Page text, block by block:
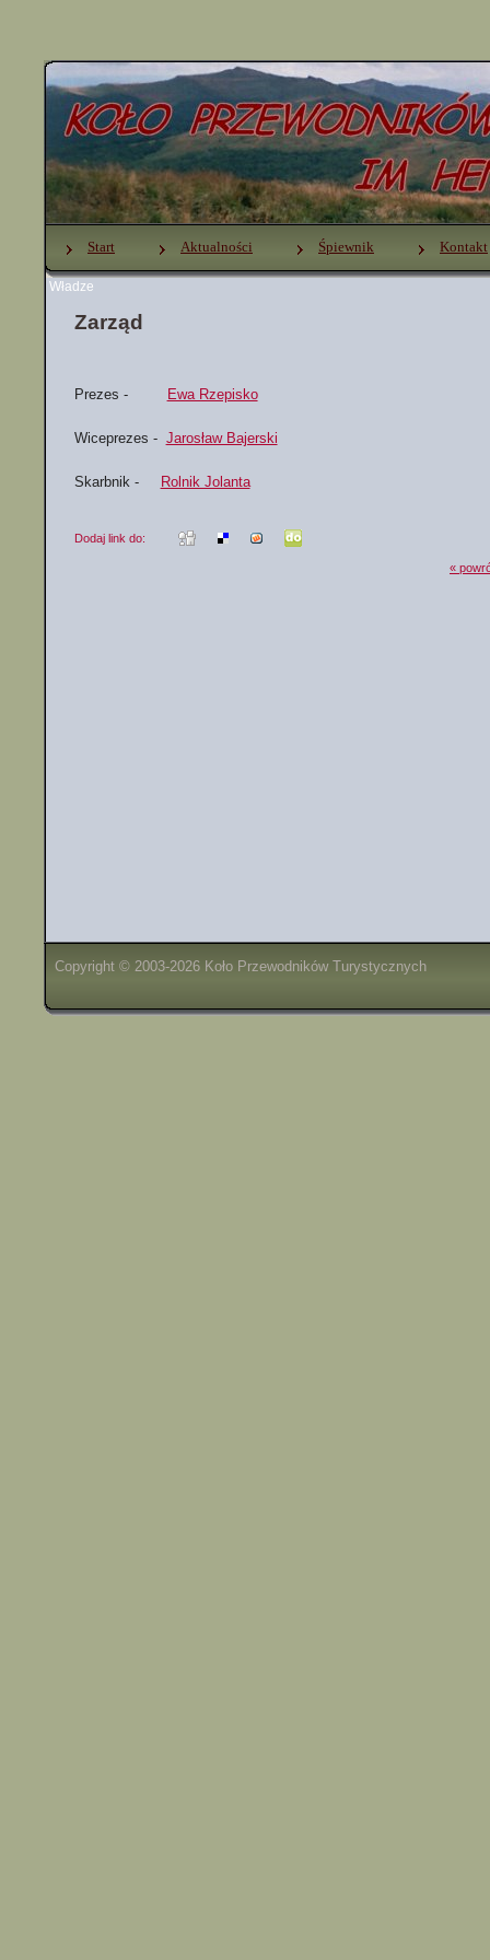
Władze
Start Aktualności Śpiewnik Kontakt
Zarząd
Prezes - Ewa Rzepisko
Wiceprezes - Jarosław Bajerski
Skarbnik - Rolnik Jolanta
Dodaj link do:
«
Copyright © 2003-2026 Koło Przewodników Turystycznych